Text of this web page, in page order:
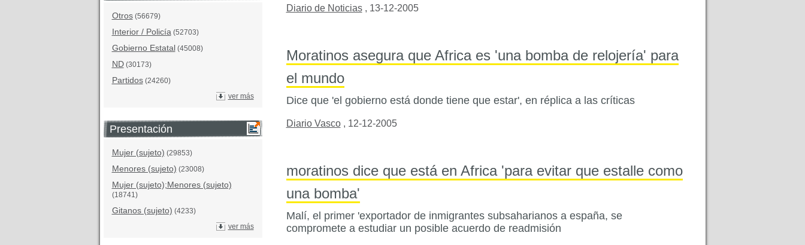
Otros(56679)
Interior / Policía(52703)
Gobierno Estatal (45008)
ND(30173)
Partidos(24260)
ver más
Presentación
Mujer (sujeto) (29853)
Menores (sujeto) (23008)
Mujer (sujeto);Menores (sujeto)
(18741)
Gitanos (sujeto) (4233)
ver más
Diario de Noticias , 13-12-2005
Moratinos asegura que Africa es 'una bomba de relojería' para
el mundo
Dice que 'el gobierno está donde tiene que estar', en réplica a las críticas
Diario Vasco , 12-12-2005
moratinos dice que está en Africa 'para evitar que estalle como
una bomba'
Malí, el primer 'exportador de inmigrantes subsaharianos a españa, se
compromete a estudiar un posible acuerdo de readmisión